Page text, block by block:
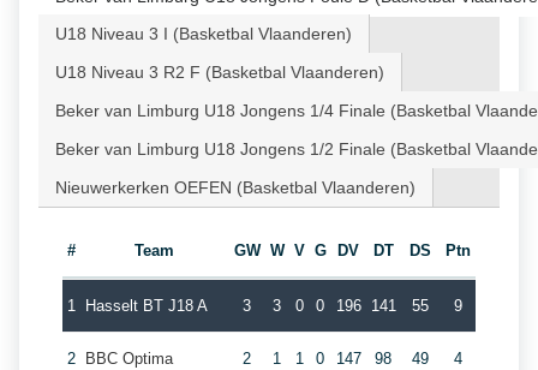
U18 Niveau 3 I (Basketbal Vlaanderen)
U18 Niveau 3 R2 F (Basketbal Vlaanderen)
Beker van Limburg U18 Jongens 1/4 Finale (Basketbal
Beker van Limburg U18 Jongens 1/2 Finale (Basketbal
Nieuwerkerken OEFEN (Basketbal Vlaanderen)
# Team GW W V G DV DT DS Ptn
1 Hasselt BT J18 A 3 3 0 0 196 141 55 9
2 BBC Optima 2 1 1 0 147 98 49 4